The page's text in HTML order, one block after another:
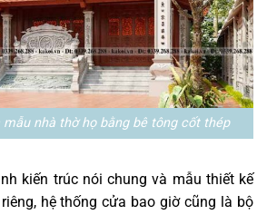
mẫu nhà thờ họ bằng bê tông cốt thép
kiến trúc nói chung và mẫu thiết kế
hệ thống cửa bao giờ cũng là bộ